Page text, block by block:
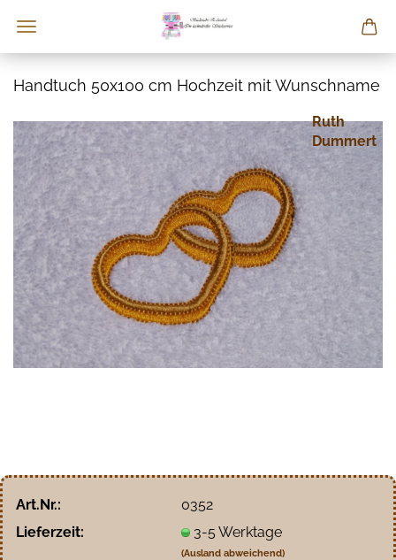
Handtuch 50x100 cm Hochzeit mit Wunschname
Ruth
Dummert
Art.Nr.:
0352
Lieferzeit:
3-5 Werktage
(Ausland abweichend)